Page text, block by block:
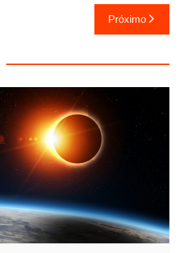
Próximo